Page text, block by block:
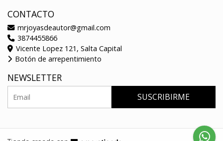
CONTACTO
mrjoyasdeautor@gmail.com
3874455866
Vicente Lopez 121, Salta Capital
Botón de arrepentimiento
NEWSLETTER
SUSCRIBIRME